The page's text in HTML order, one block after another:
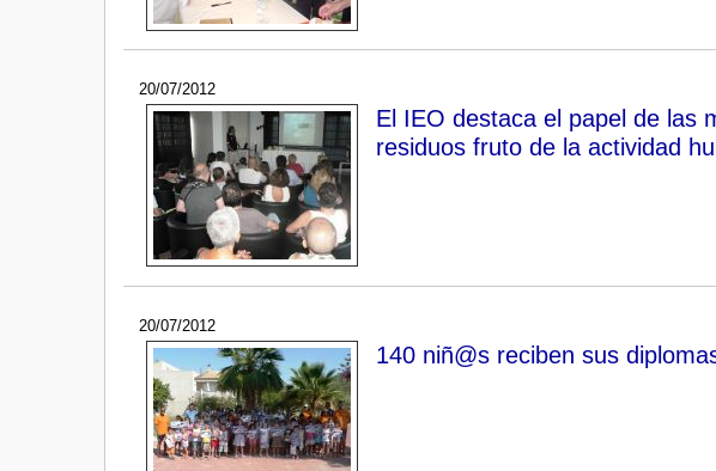
20/07/2012
El IEO destaca el papel de las
residuos fruto de la actividad
20/07/2012
140 niñ@s reciben sus